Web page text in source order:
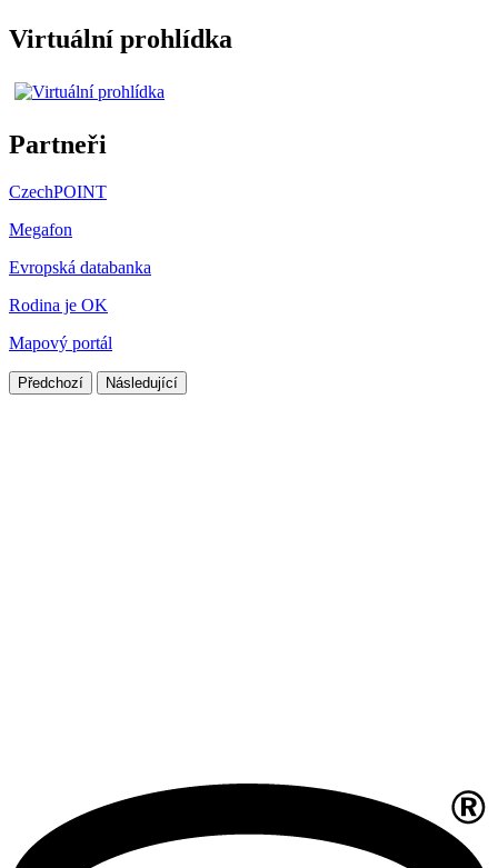
Virtuální prohlídka
Partneři
CzechPOINT
Megafon
Evropská databanka
Rodina je OK
Mapový portál
Předchozí Následující